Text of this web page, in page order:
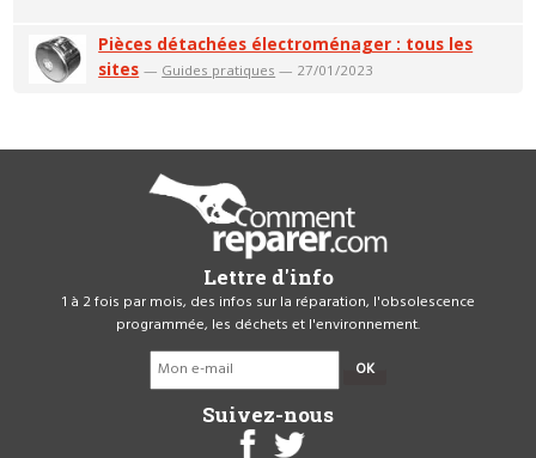
Pièces détachées électroménager : tous les
sites — Guides pratiques — 27/01/2023
Lettre d'info
1 à 2 fois par mois, des infos sur la réparation, l'obsolescence
programmée, les déchets et l'environnement.
OK
Suivez-nous